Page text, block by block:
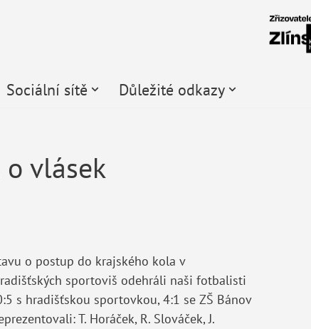
Sociální sítě Důležité odkazy
vlásek
o postup do krajského kola v
sportoviš odehráli naši fotbalisti
s hradišťskou sportovkou, 4:1 se ZŠ Bánov
T. Horáček, R. Slováček, J.